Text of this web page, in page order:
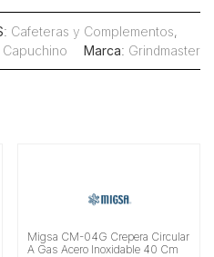
: Cafeteras y Complementos,
Marca: Grindmaster
Migsa CM-04G Crepera Circular
A Gas Acero Inoxidable 40 Cm